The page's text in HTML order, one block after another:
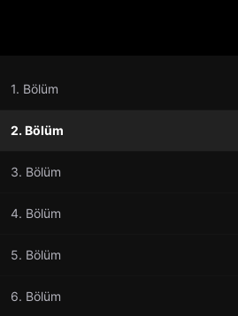
1. Bölüm
2. Bölüm
3. Bölüm
4. Bölüm
5. Bölüm
6. Bölüm